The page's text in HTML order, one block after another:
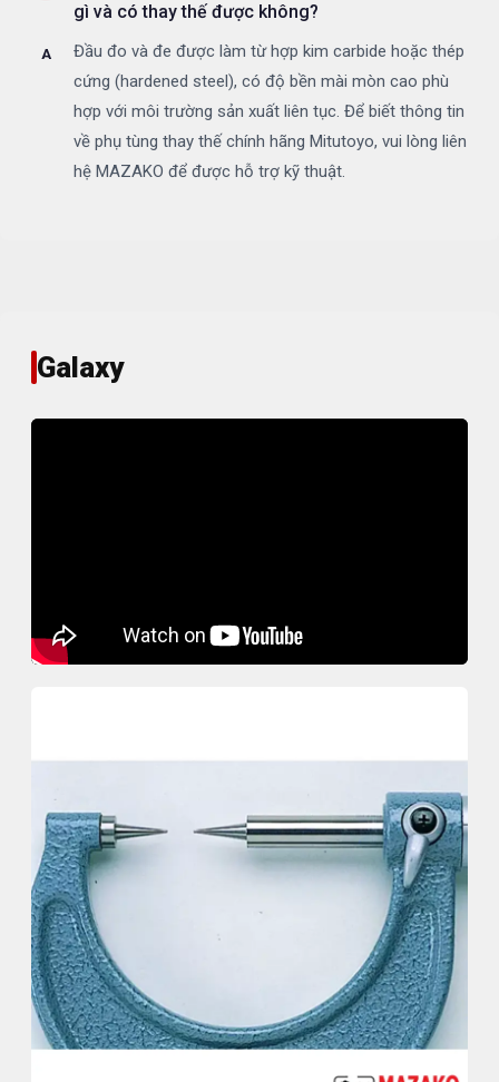
gì và có thay thế được không?
Đầu đo và đe được làm từ hợp kim carbide hoặc thép
cứng (hardened steel), có độ bền mài mòn cao phù
hợp với môi trường sản xuất liên tục. Để biết thông tin
về phụ tùng thay thế chính hãng Mitutoyo, vui lòng liên
hệ MAZAKO để được hỗ trợ kỹ thuật.
Galaxy